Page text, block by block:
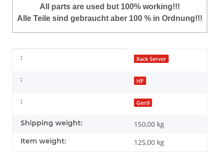
All parts are used but 100% working!!!
Alle Teile sind gebraucht aber 100 % in Ordnung!!!
Item information
Value
: Rack Server
: HP
: Gen9
Shipping weight: 150,00 kg
Item weight: 125,00 kg